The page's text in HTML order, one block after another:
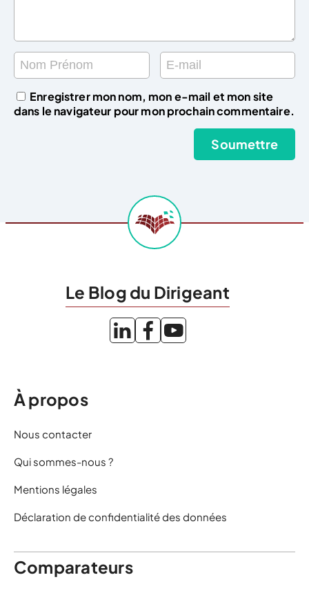
Enregistrer mon nom, mon e-mail et mon site
dans le navigateur pour mon prochain commentaire.
Le Blog du Dirigeant
À propos
Nous contacter
Qui sommes-nous ?
Mentions légales
Déclaration de confidentialité des données
Comparateurs